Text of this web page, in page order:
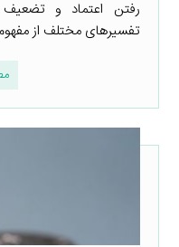
رفتن اعتماد و
تفسیرهای مختلف از